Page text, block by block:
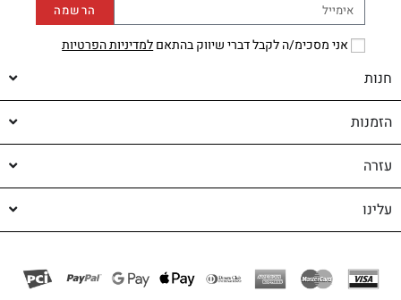
אני מסכימ/ה לקבל דברי שיווק בהתאםלמדיניות הפרטיות
הרשמה
חנות
הזמנות
עזרה
עלינו